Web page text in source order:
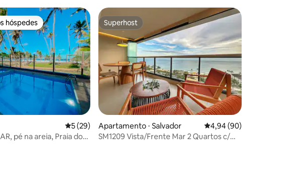
de 5, 61 avaliações
preferidos dos hóspedes
hóspedes
5 de uma avaliação média de 5, 29 avaliações
5 (29)
pé na areia, Praia do
Superhost
Superhost
Apartamento ⋅ Salvador 4,94 de uma
4,94 (90)
SM1209 Vista/Frente Mar 2 Quartos c/